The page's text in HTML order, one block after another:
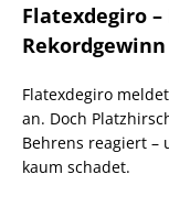
Flatexdegiro
Flatexdegiro
an. Doch
Behrens reagiert –
kaum schadet.